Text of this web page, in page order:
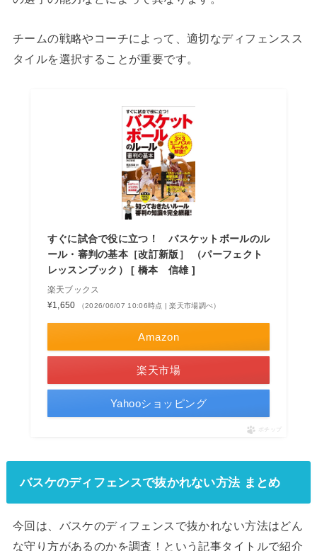
チームの戦略やコーチによって、適切なディフェンスス
タイルを選択することが重要です。
すぐに試合で役に立つ！ バスケットボールのル
ール・審判の基本［改訂新版］ （パーフェクト
レッスンブック） [ 橋本 信雄 ]
楽天ブックス
¥1,650
（2026/06/07 10:06時点 | 楽天市場調べ）
Amazon
楽天市場
Yahooショッピング
ポチップ
バスケのディフェンスで抜かれない方法 まとめ
今回は、バスケのディフェンスで抜かれない方法はどん
な守り方があるのかを調査！という記事タイトルで紹介